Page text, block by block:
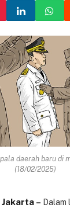
daerah baru di
(18/02/2025)
–